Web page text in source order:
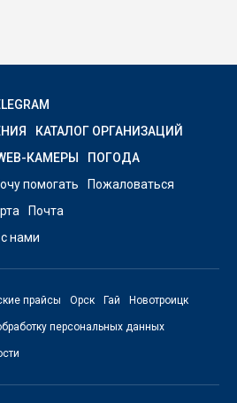
КАТАЛОГ ОРГАНИЗАЦИЙ
КАМЕРЫ
ПОГОДА
помогать
Пожаловаться
Почта
нами
прайсы Орск Гай Новотроицк
персональных данных